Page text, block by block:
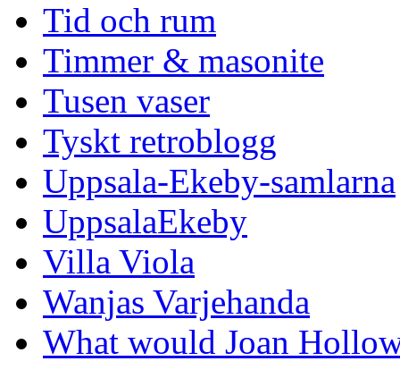
Tid och rum
Timmer & masonite
Tusen vaser
Tyskt retroblogg
Uppsala-Ekeby-samlarna
UppsalaEkeby
Villa Viola
Wanjas Varjehanda
What would Joan